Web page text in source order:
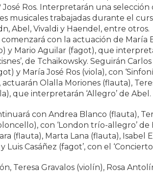
José Ros. Interpretarán una
musicales trabajadas durante el
Abel, Vivaldi y Haendel, entre otros.
con la actuación de María
y Mario Aguilar (fagot), que
de Tchaikowsky. Seguirán
y María José Ros (viola), con
Olalla Moriones (flauta),
que interpretarán ‘Allegro’ de Abel.
con Andrea Blanco (flauta),
con ‘London trío-allegro’ de
(flauta), Marta Lana (flauta), Isabel
Luis Casáñez (fagot’, con el
Teresa Gravalos (violín), Rosa